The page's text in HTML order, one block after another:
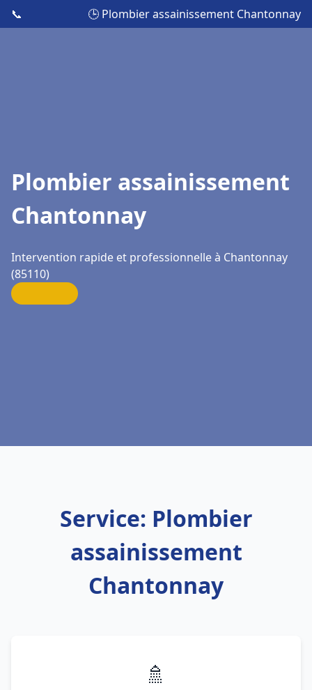
📞 🕒 Plombier assainissement Chantonnay
Plombier assainissement
Chantonnay
Intervention rapide et professionnelle à Chantonnay
(85110)
Service: Plombier
assainissement
Chantonnay
🚿